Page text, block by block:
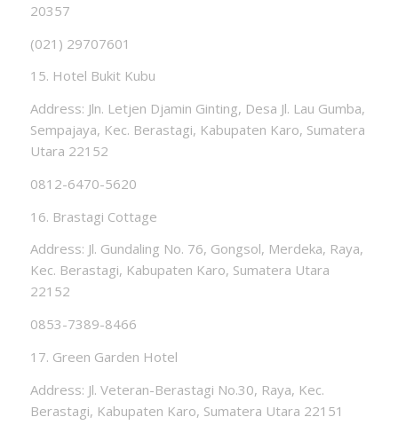
20357
(021) 29707601
15. Hotel Bukit Kubu
Address: Jln. Letjen Djamin Ginting, Desa Jl. Lau Gumba,
Sempajaya, Kec. Berastagi, Kabupaten Karo, Sumatera
Utara 22152
0812-6470-5620
16. Brastagi Cottage
Address: Jl. Gundaling No. 76, Gongsol, Merdeka, Raya,
Kec. Berastagi, Kabupaten Karo, Sumatera Utara
22152
0853-7389-8466
17. Green Garden Hotel
Address: Jl. Veteran-Berastagi No.30, Raya, Kec.
Berastagi, Kabupaten Karo, Sumatera Utara 22151